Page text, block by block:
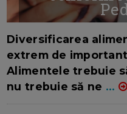
Diversificarea
extrem de
Alimentele trebuie
nu trebuie să ne ...